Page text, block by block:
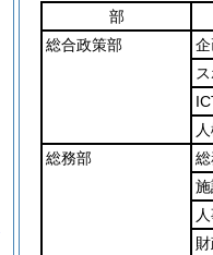
部
総合政策部
総務部